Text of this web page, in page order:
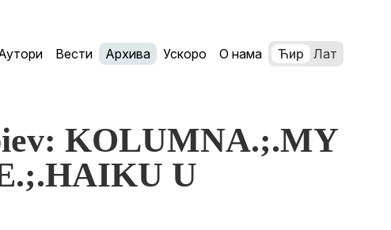
Вести Архива Ускоро О нама Ћир Лат
KOLUMNA.;.MY
U